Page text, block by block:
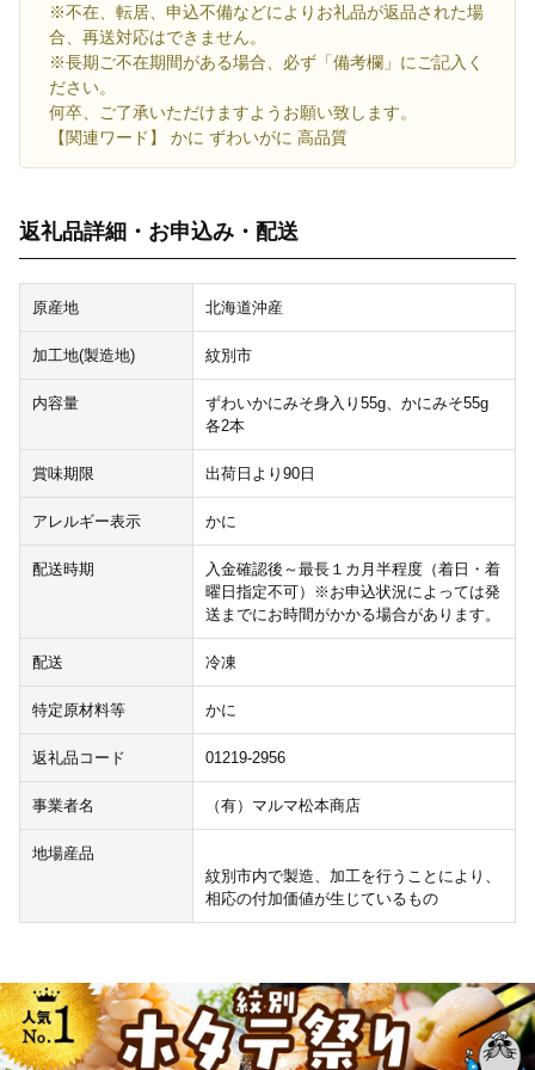
※不在、転居、申込不備などによりお礼品が返品された場
合、再送対応はできません。
※長期ご不在期間がある場合、必ず「備考欄」にご記入く
ださい。
何卒、ご了承いただけますようお願い致します。
【関連ワード】 かに ずわいがに 高品質
返礼品詳細・お申込み・配送
原産地 北海道沖産
加工地(製造地) 紋別市
内容量
ずわいかにみそ身入り55g、かにみそ55g
各2本
賞味期限 出荷日より90日
アレルギー表示 かに
配送時期
入金確認後～最長１カ月半程度（着日・着
曜日指定不可）※お申込状況によっては発
送までにお時間がかかる場合があります。
配送 冷凍
特定原材料等 かに
返礼品コード 01219-2956
事業者名 （有）マルマ松本商店
地場産品
紋別市内で製造、加工を行うことにより、
相応の付加価値が生じているもの